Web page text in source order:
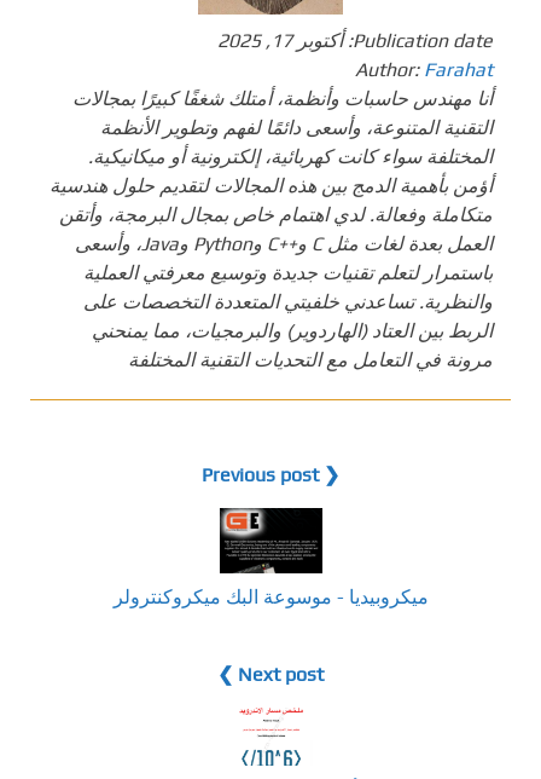
Publication date: أكتوبر 17, 2025
Author: Farahat
أنا مهندس حاسبات وأنظمة، أمتلك شغفًا كبيرًا بمجالات
التقنية المتنوعة، وأسعى دائمًا لفهم وتطوير الأنظمة
المختلفة سواء كانت كهربائية، إلكترونية أو ميكانيكية.
أؤمن بأهمية الدمج بين هذه المجالات لتقديم حلول هندسية
متكاملة وفعالة. لدي اهتمام خاص بمجال البرمجة، وأتقن
العمل بعدة لغات مثل C و++C وPython وJava، وأسعى
باستمرار لتعلم تقنيات جديدة وتوسيع معرفتي العملية
والنظرية. تساعدني خلفيتي المتعددة التخصصات على
الربط بين العتاد (الهاردوير) والبرمجيات، مما يمنحني
مرونة في التعامل مع التحديات التقنية المختلفة
❮ Previous post
ميكروبيديا - موسوعة البك ميكروكنترولر
Next post ❯